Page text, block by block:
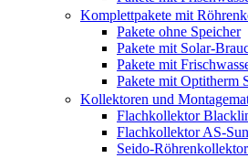
Komplettpakete mit
Pakete ohne Speicher
Pakete mit Solar-
Pakete mit
Pakete mit Optitherm
Kollektoren und
Flachkollektor
Flachkollektor AS-
Seido-